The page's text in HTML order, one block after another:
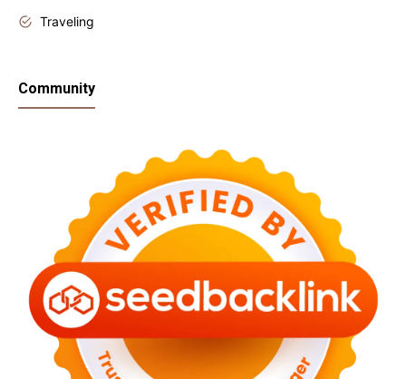
Traveling
Community